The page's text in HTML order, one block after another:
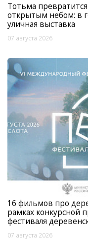
Тотьма
открытым небом: в
уличная выставка
07 августа 2026
16 фильмов про
рамках конкурсной
фестиваля
07 августа 2026